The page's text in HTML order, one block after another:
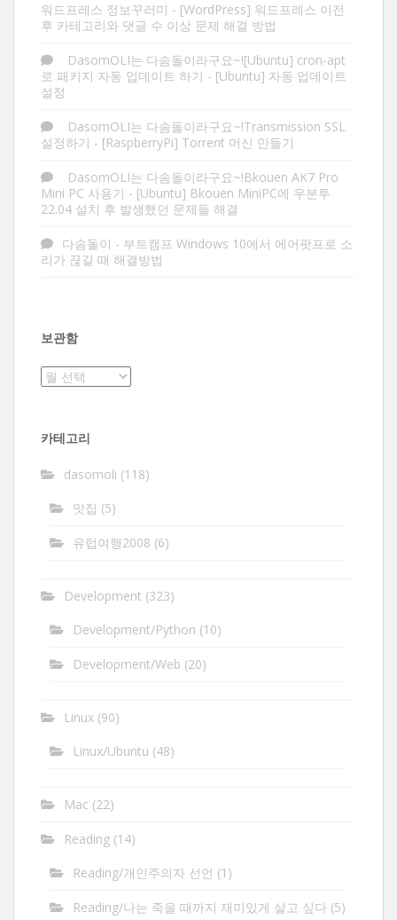
워드프레스 정보꾸러미 - [WordPress] 워드프레스 이전
후 카테고리와 댓글 수 이상 문제 해결 방법
DasomOLI는 다솜돌이라구요~![Ubuntu] cron-apt
로 패키지 자동 업데이트 하기 - [Ubuntu] 자동 업데이트
설정
DasomOLI는 다솜돌이라구요~!Transmission SSL
설정하기 - [RaspberryPi] Torrent 머신 만들기
DasomOLI는 다솜돌이라구요~!Bkouen AK7 Pro
Mini PC 사용기 - [Ubuntu] Bkouen MiniPC에 우분투
22.04 설치 후 발생했던 문제들 해결
다솜돌이 - 부트캠프 Windows 10에서 에어팟프로 소
리가 끊길 때 해결방법
보관함
보
카테고리
dasomoli (118)
맛집 (5)
유럽여행2008 (6)
Development (323)
Development/Python (10)
Development/Web (20)
Linux (90)
Linux/Ubuntu (48)
Mac (22)
Reading (14)
Reading/개인주의자 선언 (1)
Reading/나는 죽을 때까지 재미있게 살고 싶다 (5)